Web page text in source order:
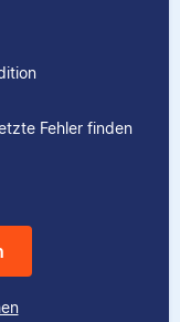
Fehler finden